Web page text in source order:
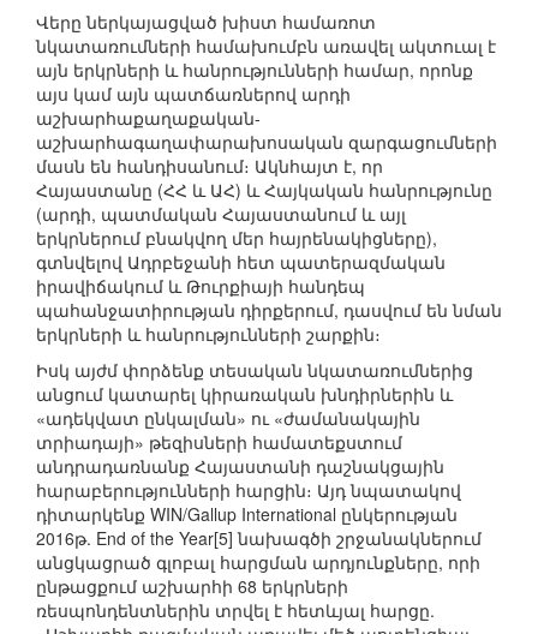
Վերը ներկայացված խիստ համառոտ
նկատառումների համախումբն առավել ակտուալ է
այն երկրների և հանրությունների համար, որոնք
այս կամ այն պատճառներով արդի
աշխարհաքաղաքական-
աշխարհագաղափարախոսական զարգացումների
մասն են հանդիսանում։ Ակնհայտ է, որ
Հայաստանը (ՀՀ և ԱՀ) և Հայկական հանրությունը
(արդի, պատմական Հայաստանում և այլ
երկրներում բնակվող մեր հայրենակիցները),
գտնվելով Ադրբեջանի հետ պատերազմական
իրավիճակում և Թուրքիայի հանդեպ
պահանջատիրության դիրքերում, դասվում են նման
երկրների և հանրությունների շարքին։
Իսկ այժմ փորձենք տեսական նկատառումներից
անցում կատարել կիրառական խնդիրներին և
«ադեկվատ ընկալման» ու «ժամանակային
տրիադայի» թեզիսների համատեքստում
անդրադառնանք Հայաստանի դաշնակցային
հարաբերությունների հարցին։ Այդ նպատակով
դիտարկենք WIN/Gallup International ընկերության
2016թ. End of the Year[5] նախագծի շրջանակներում
անցկացրած գլոբալ հարցման արդյունքները, որի
ընթացքում աշխարհի 68 երկրների
ռեսպոնդենտներին տրվել է հետևյալ հարցը.